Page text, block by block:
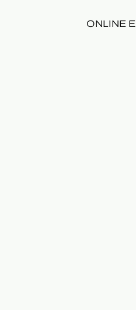
ONLINE